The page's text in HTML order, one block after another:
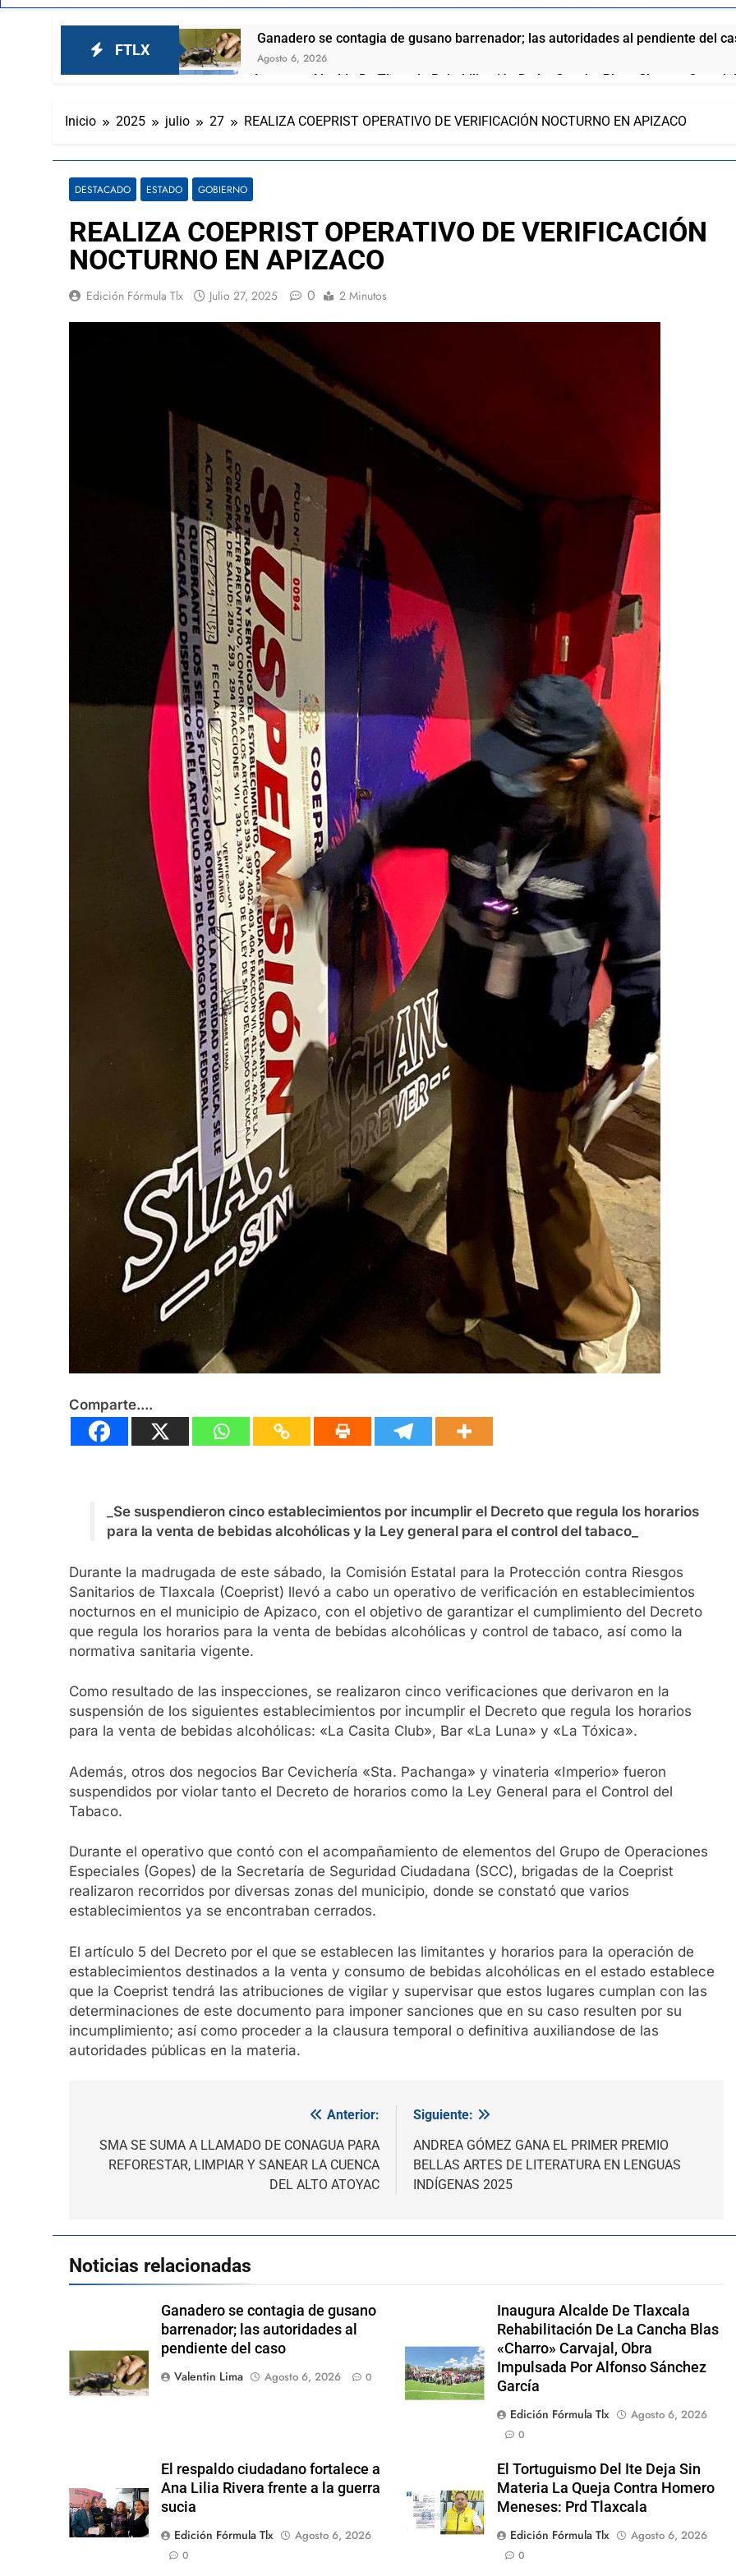
FTLX
Ganadero se contagia de gusano barrenador; las autoridades al pendiente del
Agosto 6, 2026
Inaugura Alcalde De Tlaxcala Rehabilitación De La Cancha Blas «Charro»
Agosto 6, 2026
El Tortuguismo Del Ite Deja Sin Materia La Queja Contra Homero Meneses: Prd
Agosto 6, 2026
“Mira este se ve que se la come doblada”: así pide disculpas el chalán de la
Lorena Cuéllar estaría vinculada al crimen organizado y la DEA ya la tiene en la
Nuevamente Coca-Cola anuncia el aumento a sus productos en México
Agosto 6, 2026
César Gastélum es asesinado durante una transmisión en vido en Sinaloa
En Tailandia un futbolista muere tras ser alcanzado por un rayo durante un
Inicio 2025 julio 27 REALIZA COEPRIST OPERATIVO DE VERIFICACIÓN NOCTURNO EN APIZACO
DESTACADO ESTADO GOBIERNO
REALIZA COEPRIST OPERATIVO DE VERIFICACIÓN
NOCTURNO EN APIZACO
Edición Fórmula Tlx Julio 27, 2025 0 2 Minutos
Comparte....
Se suspendieron cinco establecimientos por incumplir el Decreto que regula los horarios
para la venta de bebidas alcohólicas y la Ley general para el control del tabaco_
Durante la madrugada de este sábado, la Comisión Estatal para la Protección contra Riesgos
Sanitarios de Tlaxcala (Coeprist) llevó a cabo un operativo de verificación en establecimientos
nocturnos en el municipio de Apizaco, con el objetivo de garantizar el cumplimiento del Decreto
que regula los horarios para la venta de bebidas alcohólicas y control de tabaco, así como la
normativa sanitaria vigente.
Como resultado de las inspecciones, se realizaron cinco verificaciones que derivaron en la
suspensión de los siguientes establecimientos por incumplir el Decreto que regula los horarios
para la venta de bebidas alcohólicas: «La Casita Club», Bar «La Luna» y «La Tóxica».
Además, otros dos negocios Bar Cevichería «Sta. Pachanga» y vinateria «Imperio» fueron
suspendidos por violar tanto el Decreto de horarios como la Ley General para el Control del
Tabaco.
Durante el operativo que contó con el acompañamiento de elementos del Grupo de Operaciones
Especiales (Gopes) de la Secretaría de Seguridad Ciudadana (SCC), brigadas de la Coeprist
realizaron recorridos por diversas zonas del municipio, donde se constató que varios
establecimientos ya se encontraban cerrados.
El artículo 5 del Decreto por el que se establecen las limitantes y horarios para la operación de
establecimientos destinados a la venta y consumo de bebidas alcohólicas en el estado establece
que la Coeprist tendrá las atribuciones de vigilar y supervisar que estos lugares cumplan con las
determinaciones de este documento para imponer sanciones que en su caso resulten por su
incumplimiento; así como proceder a la clausura temporal o definitiva auxiliandose de las
autoridades públicas en la materia.
de
Anterior:
SMA SE SUMA A LLAMADO DE CONAGUA PARA
REFORESTAR, LIMPIAR Y SANEAR LA CUENCA
DEL ALTO ATOYAC
Siguiente:
ANDREA GÓMEZ GANA EL PRIMER PREMIO
BELLAS ARTES DE LITERATURA EN LENGUAS
INDÍGENAS 2025
Noticias relacionadas
Ganadero se contagia de gusano
barrenador; las autoridades al
pendiente del caso
Valentin Lima
Agosto 6, 2026 0
Inaugura Alcalde De Tlaxcala
Rehabilitación De La Cancha Blas
«Charro» Carvajal, Obra
Impulsada Por Alfonso Sánchez
García
Edición Fórmula Tlx
Agosto 6, 2026
0
El respaldo ciudadano fortalece a
Ana Lilia Rivera frente a la guerra
sucia
Edición Fórmula Tlx
Agosto 6, 2026
0
El Tortuguismo Del Ite Deja Sin
Materia La Queja Contra Homero
Meneses: Prd Tlaxcala
Edición Fórmula Tlx
Agosto 6, 2026
0